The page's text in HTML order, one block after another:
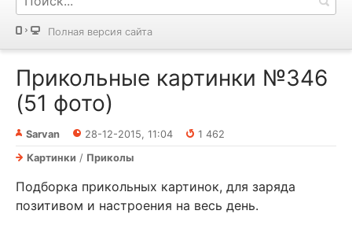
Полная версия сайта
Прикольные картинки №346
(51 фото)
Sarvan 28-12-2015, 11:04
1 462
Картинки / Приколы
Подборка прикольных картинок, для заряда
позитивом и настроения на весь день.